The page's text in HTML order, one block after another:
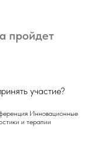
пройдет
участие?
Инновационные
и терапии